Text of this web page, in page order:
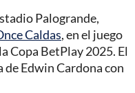
Palogrande,
Caldas, en el juego
Copa BetPlay 2025. El
Edwin Cardona con